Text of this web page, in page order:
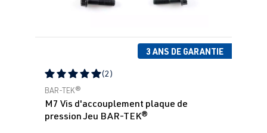
3 ANS DE GARANTIE
Note moyenne de 5 sur 5 étoiles
(2)
BAR-TEK®
M7 Vis d'accouplement plaque de
pression Jeu BAR-TEK®